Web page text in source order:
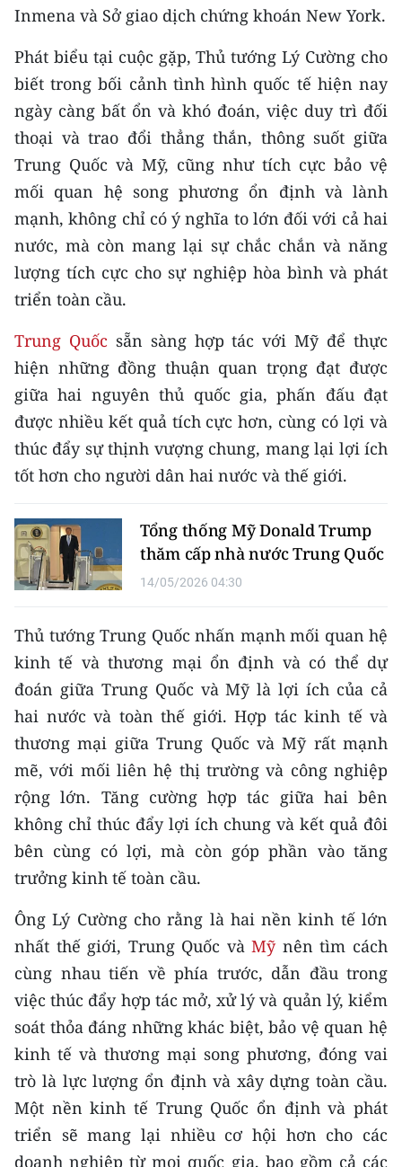
RADIO
MEDIA CENTER
E-Magazine
Video
Media Chính trị
Media Kinh tế
Media Văn hóa
Media Xã hội
Media Pháp luật
Media Du lịch
Media Thế giới
Media Thể thao
Media Giáo dục
Media Y tế
Media Môi trường
Ảnh
Infographic
TIN MỚI
TIN ĐỊA PHƯƠNG
Trung du và miền núi phía Bắc
Bắc Trung Bộ
Duyên hải Nam Trung Bộ và Tây
Nguyên
Đông Nam Bộ
Đồng bằng sông Cửu Long
Chuyên trang Hà Nội
Inmena và Sở giao dịch chứng khoán New York.
Phát biểu tại cuộc gặp, Thủ tướng Lý Cường cho
biết trong bối cảnh tình hình quốc tế hiện nay
ngày càng bất ổn và khó đoán, việc duy trì đối
thoại và trao đổi thẳng thắn, thông suốt giữa
Trung Quốc và Mỹ, cũng như tích cực bảo vệ
mối quan hệ song phương ổn định và lành
mạnh, không chỉ có ý nghĩa to lớn đối với cả hai
nước, mà còn mang lại sự chắc chắn và năng
lượng tích cực cho sự nghiệp hòa bình và phát
triển toàn cầu.
Trung Quốc sẵn sàng hợp tác với Mỹ để thực
hiện những đồng thuận quan trọng đạt được
giữa hai nguyên thủ quốc gia, phấn đấu đạt
được nhiều kết quả tích cực hơn, cùng có lợi và
thúc đẩy sự thịnh vượng chung, mang lại lợi ích
tốt hơn cho người dân hai nước và thế giới.
Tổng thống Mỹ Donald Trump
thăm cấp nhà nước Trung Quốc
14/05/2026 04:30
Thủ tướng Trung Quốc nhấn mạnh mối quan hệ
kinh tế và thương mại ổn định và có thể dự
đoán giữa Trung Quốc và Mỹ là lợi ích của cả
hai nước và toàn thế giới. Hợp tác kinh tế và
thương mại giữa Trung Quốc và Mỹ rất mạnh
mẽ, với mối liên hệ thị trường và công nghiệp
rộng lớn. Tăng cường hợp tác giữa hai bên
không chỉ thúc đẩy lợi ích chung và kết quả đôi
bên cùng có lợi, mà còn góp phần vào tăng
trưởng kinh tế toàn cầu.
Ông Lý Cường cho rằng là hai nền kinh tế lớn
nhất thế giới, Trung Quốc vàMỹnên tìm cách
cùng nhau tiến về phía trước, dẫn đầu trong
việc thúc đẩy hợp tác mở, xử lý và quản lý, kiểm
soát thỏa đáng những khác biệt, bảo vệ quan hệ
kinh tế và thương mại song phương, đóng vai
trò là lực lượng ổn định và xây dựng toàn cầu.
Một nền kinh tế Trung Quốc ổn định và phát
triển sẽ mang lại nhiều cơ hội hơn cho các
doanh nghiệp từ mọi quốc gia, bao gồm cả các